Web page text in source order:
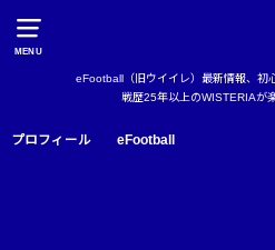
MENU
eFootball（旧ウイイレ）最新情報、初
戦歴25年以上のWISTERIAが
プロフィール eFootball